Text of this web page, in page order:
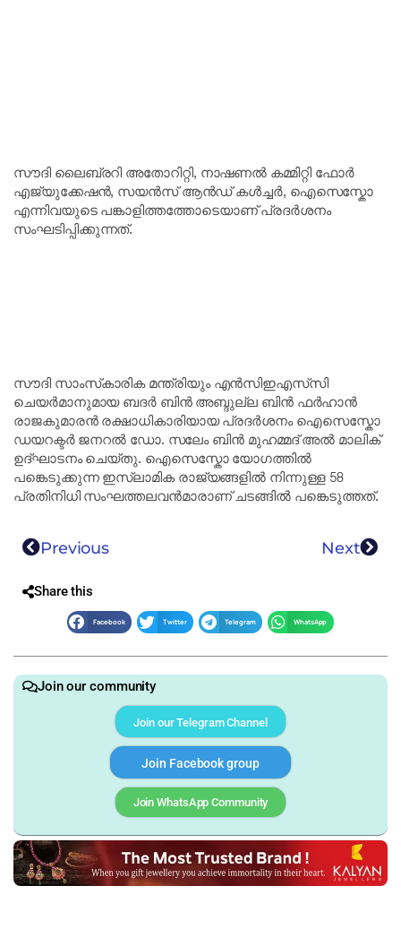
സൗദി ലൈബ്രറി അതോറിറ്റി, നാഷണൽ കമ്മിറ്റി ഫോർ
എജ്യുക്കേഷൻ, സയൻസ് ആൻഡ് കൾച്ചർ, ഐസെസ്കോ
എന്നിവയുടെ പങ്കാളിത്തത്തോടെയാണ് പ്രദർശനം
സംഘടിപ്പിക്കുന്നത്.
സൗദി സാംസ്‌കാരിക മന്ത്രിയും എൻസിഇഎസ്‌സി
ചെയർമാനുമായ ബദർ ബിൻ അബ്ദുല്ല ബിൻ ഫർഹാൻ
രാജകുമാരൻ രക്ഷാധികാരിയായ പ്രദർശനം ഐസെസ്കോ
ഡയറക്ടർ ജനറൽ ഡോ. സലേം ബിൻ മുഹമ്മദ് അൽ മാലിക്
ഉദ്ഘാടനം ചെയ്തു. ഐസെസ്കോ യോഗത്തിൽ
പങ്കെടുക്കുന്ന ഇസ്ലാമിക രാജ്യങ്ങളിൽ നിന്നുള്ള 58
പ്രതിനിധി സംഘത്തലവൻമാരാണ് ചടങ്ങിൽ പങ്കെടുത്തത്.
Previous Next
Share this
Facebook Twitter Telegram WhatsApp
Join our community
Join our Telegram Channel
Join Facebook group
Join WhatsApp Community